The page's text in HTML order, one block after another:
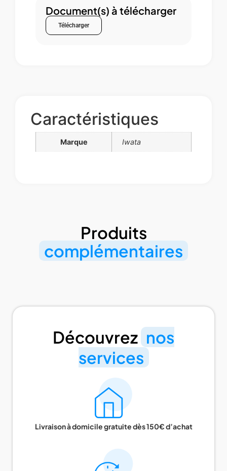
Document(s) à télécharger
Télécharger
Caractéristiques
Marque Iwata
Produits
complémentaires
Découvrez nos
services
Livraison à domicile gratuite dès 150€ d’achat